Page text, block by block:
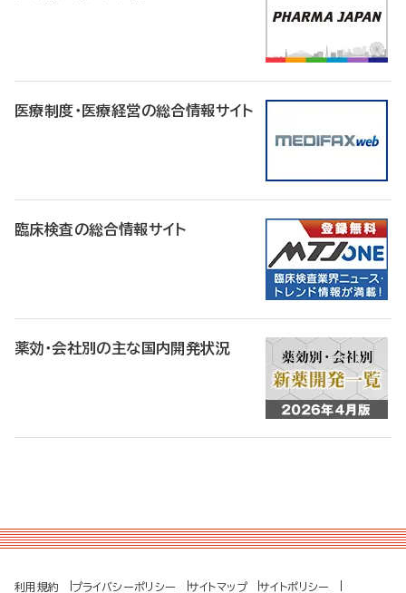
医療制度・医療経営の総合情報サイト
臨床検査の総合情報サイト
薬効・会社別の主な国内開発状況
利用規約 プライバシーポリシー サイトマップ サイトポリシー